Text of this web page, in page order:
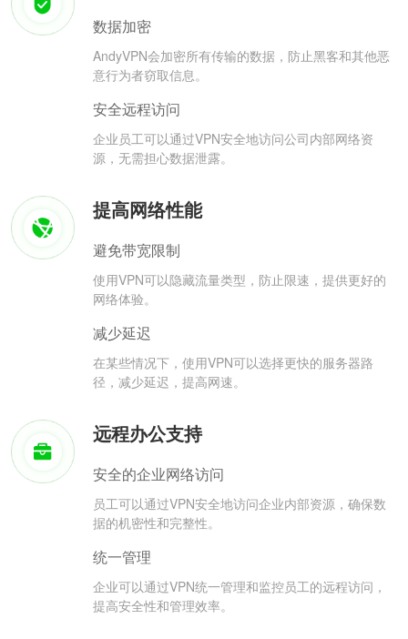
数据加密
AndyVPN会加密所有传输的数据，防止黑客和其他恶
意行为者窃取信息。
安全远程访问
企业员工可以通过VPN安全地访问公司内部网络资
源，无需担心数据泄露。
提高网络性能
避免带宽限制
使用VPN可以隐藏流量类型，防止限速，提供更好的
网络体验。
减少延迟
在某些情况下，使用VPN可以选择更快的服务器路
径，减少延迟，提高网速。
远程办公支持
安全的企业网络访问
员工可以通过VPN安全地访问企业内部资源，确保数
据的机密性和完整性。
统一管理
企业可以通过VPN统一管理和监控员工的远程访问，
提高安全性和管理效率。